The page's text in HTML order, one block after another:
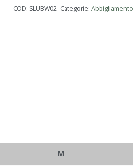
COD: SLUBW02 Categorie:Abbigliamento
M